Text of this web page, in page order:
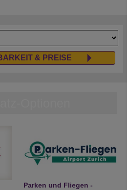
& PREISE
Parken und Fliegen -